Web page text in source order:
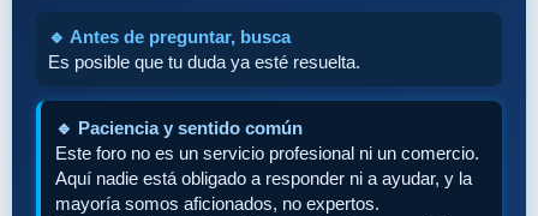
🔹 Antes de preguntar, busca
Es posible que tu duda ya esté resuelta.
🔹 Paciencia y sentido común
Este foro no es un servicio profesional ni un comercio.
Aquí nadie está obligado a responder ni a ayudar, y la
mayoría somos aficionados, no expertos.